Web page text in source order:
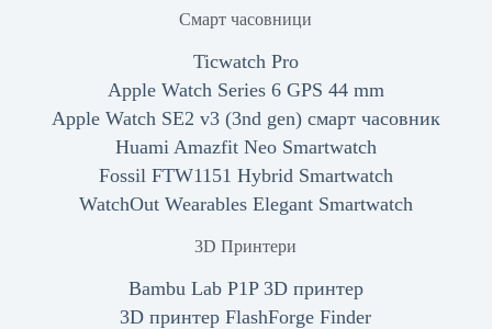
Смарт часовници
Ticwatch Pro
Apple Watch Series 6 GPS 44 mm
Apple Watch SE2 v3 (3nd gen) смарт часовник
Huami Amazfit Neo Smartwatch
Fossil FTW1151 Hybrid Smartwatch
WatchOut Wearables Elegant Smartwatch
3D Принтери
Bambu Lab P1P 3D принтер
3D принтер FlashForge Finder